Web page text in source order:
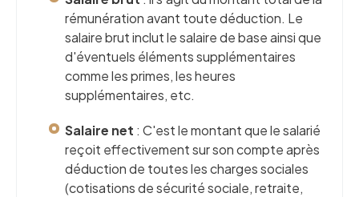
rémunération avant toute déduction. Le
salaire brut inclut le salaire de base ainsi que
d'éventuels éléments supplémentaires
comme les primes, les heures
supplémentaires, etc.
Salaire net : C'est le montant que le salarié
reçoit effectivement sur son compte après
déduction de toutes les charges sociales
(cotisations de sécurité sociale, retraite,